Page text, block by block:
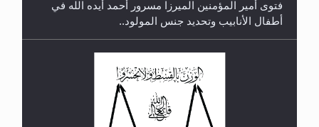
رأيٌ في لغة المسيح الموعود عليه السلام.. 4...
أطفال الأنابيب وتحديد جنس المولود..